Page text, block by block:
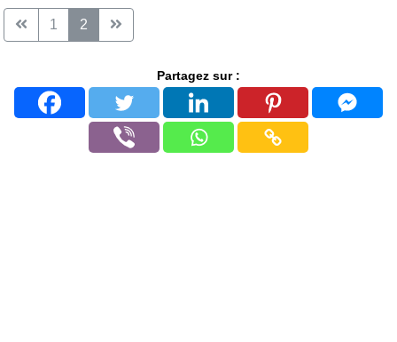
1 2
Partagez sur :